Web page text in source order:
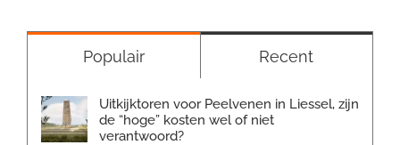
Populair Recent
Uitkijktoren voor Peelvenen in Liessel, zijn
de “hoge” kosten wel of niet
verantwoord?